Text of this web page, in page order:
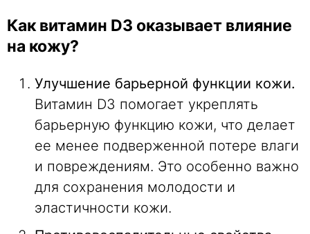
Как витамин D3 оказывает влияние
на кожу?
Улучшение барьерной функции кожи.
Витамин D3 помогает укреплять
барьерную функцию кожи, что делает
ее менее подверженной потере влаги
и повреждениям. Это особенно важно
для сохранения молодости и
эластичности кожи.